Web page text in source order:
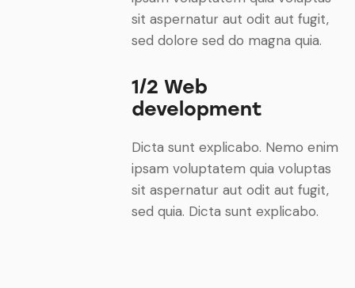
sit aspernatur aut odit aut fugit,
sed dolore sed do magna quia.
1/2 Web
development
Dicta sunt explicabo. Nemo enim
ipsam voluptatem quia voluptas
sit aspernatur aut odit aut fugit,
sed quia. Dicta sunt explicabo.